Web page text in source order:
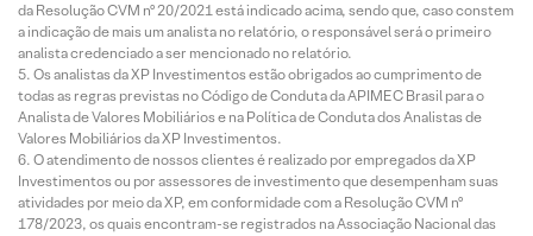
da Resolução CVM nº 20/2021 está indicado acima, sendo que, caso constem
a indicação de mais um analista no relatório, o responsável será o primeiro
analista credenciado a ser mencionado no relatório.
Os analistas da XP Investimentos estão obrigados ao cumprimento de
todas as regras previstas no Código de Conduta da APIMEC Brasil para o
Analista de Valores Mobiliários e na Política de Conduta dos Analistas de
Valores Mobiliários da XP Investimentos.
O atendimento de nossos clientes é realizado por empregados da XP
Investimentos ou por assessores de investimento que desempenham suas
atividades por meio da XP, em conformidade com a Resolução CVM nº
178/2023, os quais encontram-se registrados na Associação Nacional das